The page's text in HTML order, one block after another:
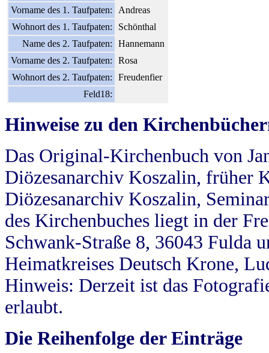
Vorname des 1. Taufpaten:
Andreas
Wohnort des 1. Taufpaten:
Schönthal
Name des 2. Taufpaten:
Hannemann
Vorname des 2. Taufpaten:
Rosa
Wohnort des 2. Taufpaten:
Freudenfier
Feld18:
Hinweise zu den
Das Original-Kirchenbuch von
Diözesanarchiv Koszalin, früher
Diözesanarchiv Koszalin,
des Kirchenbuches liegt in der
Schwank-Straße 8, 36043 Fulda
Heimatkreises Deutsch Krone,
Hinweis: Derzeit ist das
erlaubt.
Die Reihenfolge der Einträge